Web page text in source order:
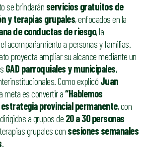
se brindarán servicios gratuitos de
y terapias grupales, enfocados en la
de conductas de riesgo, la
acompañamiento a personas y familias.
proyecta ampliar su alcance mediante un
GAD parroquiales y municipales,
Como explicó Juan
meta es convertir a“Hablemos
provincial permanente, con
a grupos de 20 a 30 personas
grupales con sesiones semanales
.